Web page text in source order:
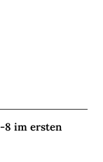
8 im ersten